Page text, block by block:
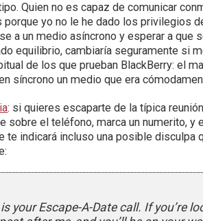
Quien no es capaz de comunicar
yo no le he dado los privilegios
a un medio asíncrono y esperar a que
equilibrio, cambiaría seguramente si
de los que prueban BlackBerry: el
síncrono un medio que era
: si quieres escaparte de la típica
sobre el teléfono, marca un numerito, y
te indicará incluso una posible disculpa
is your Escape-A-Date call. If you’re